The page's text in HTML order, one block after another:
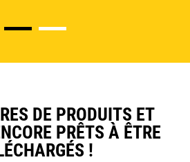
DE PRODUITS ET
PRÊTS À ÊTRE
!